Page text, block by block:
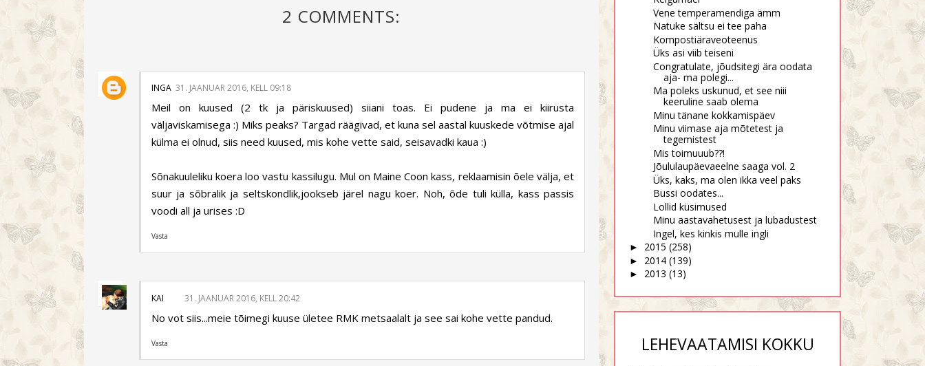
2 COMMENTS:
INGA 31. JAANUAR 2016, KELL 09:18
Meil on kuused (2 tk ja päriskuused) siiani toas. Ei pudene ja ma ei kiirusta
väljaviskamisega :) Miks peaks? Targad räägivad, et kuna sel aastal kuuskede võtmise ajal
külma ei olnud, siis need kuused, mis kohe vette said, seisavadki kaua :)
Sõnakuuleliku koera loo vastu kassilugu. Mul on Maine Coon kass, reklaamisin õele välja, et
suur ja sõbralik ja seltskondlik,jookseb järel nagu koer. Noh, õde tuli külla, kass passis
voodi all ja urises :D
Vasta
KAI 31. JAANUAR 2016, KELL 20:42
No vot siis...meie tõimegi kuuse ületee RMK metsaalalt ja see sai kohe vette pandud.
Vasta
Vene temperamendiga ämm
Natuke sältsu ei tee paha
Kompostiäraveoteenus
Üks asi viib teiseni
Congratulate, jõudsitegi ära oodata
aja- ma polegi...
Ma poleks uskunud, et see niii
keeruline saab olema
Minu tänane kokkamispäev
Minu viimase aja mõtetest ja
tegemistest
Mis toimuuub??!
Jõululaupäevaeelne saaga vol. 2
Üks, kaks, ma olen ikka veel paks
Bussi oodates...
Lollid küsimused
Minu aastavahetusest ja lubadustest
Ingel, kes kinkis mulle ingli
► 2015 (258)
► 2014 (139)
► 2013 (13)
LEHEVAATAMISI KOKKU